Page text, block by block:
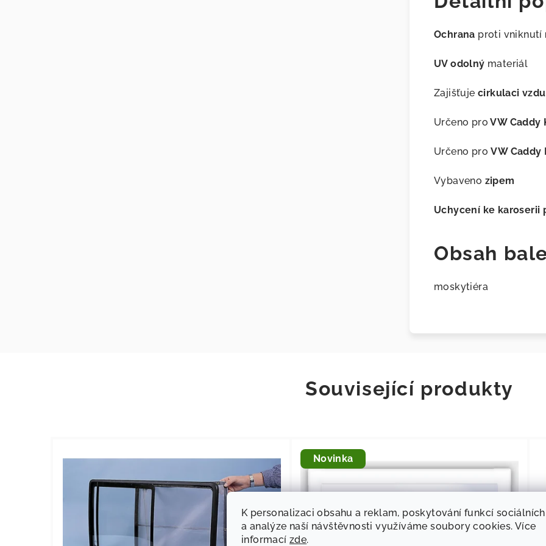
K personalizaci obsahu a reklam, poskytování funkcí
a analýze naší návštěvnosti využíváme soubory cookies. Více
informacízde.
Ochrana proti vniknutí
UV odolný materiál
Zajišťuje cirkulaci
Určeno pro VW Caddy
Určeno proVW Caddy
Vybaveno zipem
Uchycení ke karoserii
Obsah
moskytiéra
Související produkty
Novinka